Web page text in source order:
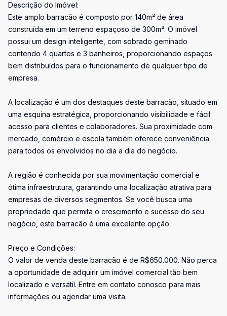
Descrição do Imóvel:
Este amplo barracão é composto por 140m² de área
construída em um terreno espaçoso de 300m². O imóvel
possui um design inteligente, com sobrado geminado
contendo 4 quartos e 3 banheiros, proporcionando espaços
bem distribuídos para o funcionamento de qualquer tipo de
empresa.
A localização é um dos destaques deste barracão, situado em
uma esquina estratégica, proporcionando visibilidade e fácil
acesso para clientes e colaboradores. Sua proximidade com
mercado, comércio e escola também oferece conveniência
para todos os envolvidos no dia a dia do negócio.
A região é conhecida por sua movimentação comercial e
ótima infraestrutura, garantindo uma localização atrativa para
empresas de diversos segmentos. Se você busca uma
propriedade que permita o crescimento e sucesso do seu
negócio, este barracão é uma excelente opção.
Preço e Condições:
O valor de venda deste barracão é de R$650.000. Não perca
a oportunidade de adquirir um imóvel comercial tão bem
localizado e versátil. Entre em contato conosco para mais
informações ou agendar uma visita.